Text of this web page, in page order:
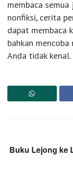
membaca
nonfiksi, cerita
dapat membaca
bahkan
Anda tidak kenal.
Buku Lejong ke